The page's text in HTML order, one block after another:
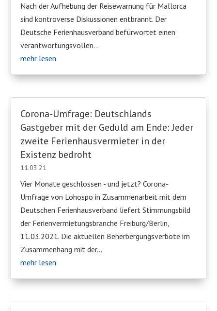
Nach der Aufhebung der Reisewarnung für Mallorca
sind kontroverse Diskussionen entbrannt. Der
Deutsche Ferienhausverband befürwortet einen
verantwortungsvollen...
mehr lesen
Corona-Umfrage: Deutschlands
Gastgeber mit der Geduld am Ende: Jeder
zweite Ferienhausvermieter in der
Existenz bedroht
11.03.21
Vier Monate geschlossen - und jetzt? Corona-
Umfrage von Lohospo in Zusammenarbeit mit dem
Deutschen Ferienhausverband liefert Stimmungsbild
der Ferienvermietungsbranche Freiburg/Berlin,
11.03.2021. Die aktuellen Beherbergungsverbote im
Zusammenhang mit der...
mehr lesen